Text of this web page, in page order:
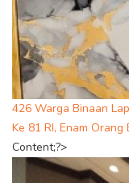
426 Warga Binaan
Ke 81 RI, Enam
Content;?>